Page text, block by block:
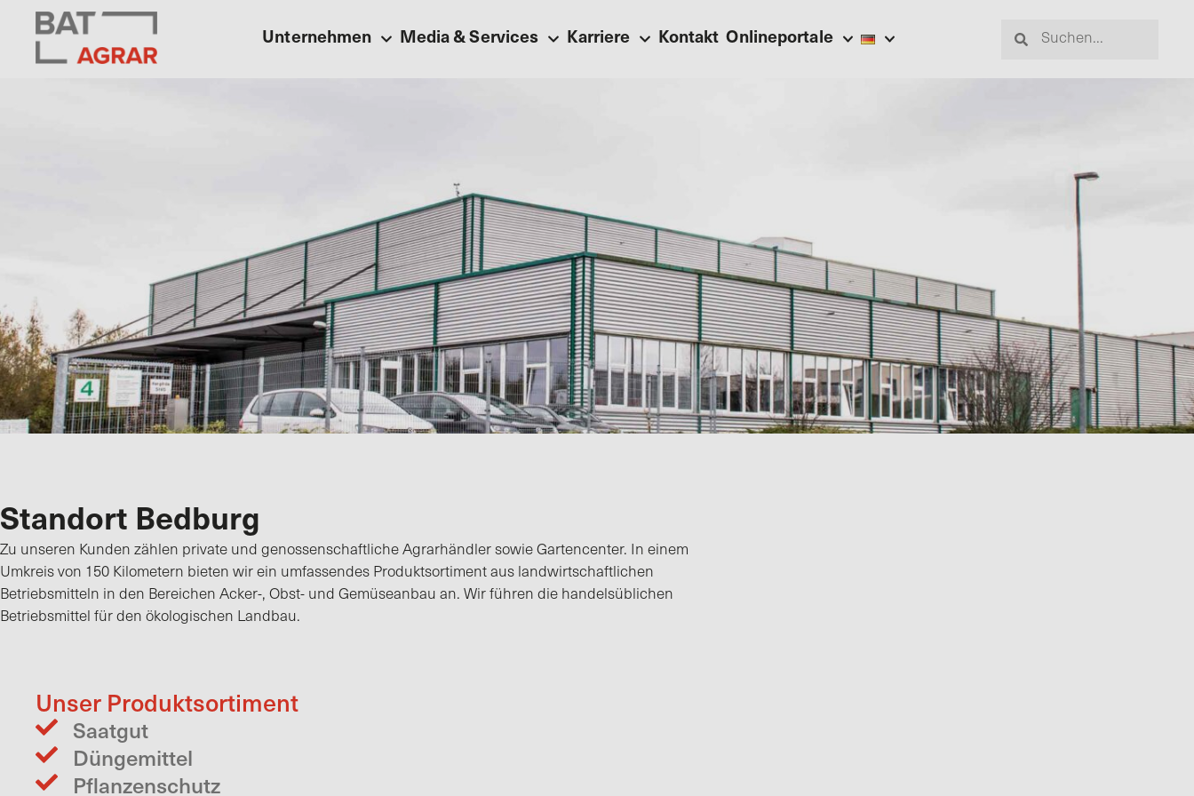
Unternehmen Media & Services Karriere Kontakt Onlineportale
Standort Bedburg
Zu unseren Kunden zählen private und genossenschaftliche Agrarhändler sowie Gartencenter. In einem
Umkreis von 150 Kilometern bieten wir ein umfassendes Produktsortiment aus landwirtschaftlichen
Betriebsmitteln in den Bereichen Acker-, Obst- und Gemüseanbau an. Wir führen die handelsüblichen
Betriebsmittel für den ökologischen Landbau.
Unser Produktsortiment
Saatgut
Düngemittel
Pflanzenschutz